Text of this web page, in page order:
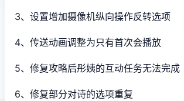
3、设置增加摄像机纵向操作反转选项
4、传送动画调整为只有首次会播放
5、修复攻略后彤姨的互动任务无法完成
6、修复部分对诗的选项重复